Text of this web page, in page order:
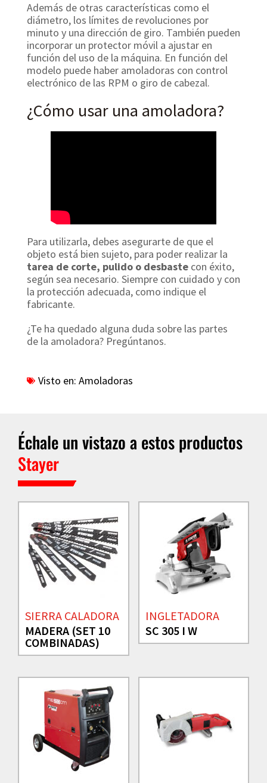
Además de otras características como el
diámetro, los límites de revoluciones por
minuto y una dirección de giro. También pueden
incorporar un protector móvil a ajustar en
función del uso de la máquina. En función del
modelo puede haber amoladoras con control
electrónico de las RPM o giro de cabezal.
¿Cómo usar una amoladora?
Para utilizarla, debes asegurarte de que el
objeto está bien sujeto, para poder realizar la
tarea de corte, pulido o desbaste con éxito,
según sea necesario. Siempre con cuidado y con
la protección adecuada, como indique el
fabricante.
¿Te ha quedado alguna duda sobre las partes
de la amoladora? Pregúntanos.
Visto en: Amoladoras
Échale un vistazo a estos productos
Stayer
SIERRA CALADORA
MADERA (SET 10
COMBINADAS)
INGLETADORA
SC 305 I W